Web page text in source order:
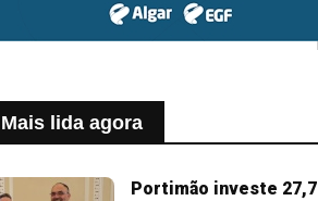
Mais lida agora
Portimão investe 27,7